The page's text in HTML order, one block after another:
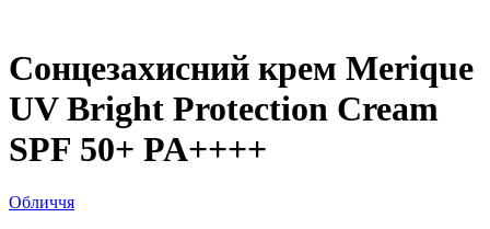
Сонцезахисний крем Merique
UV Bright Protection Cream
SPF 50+ PA++++
Обличчя